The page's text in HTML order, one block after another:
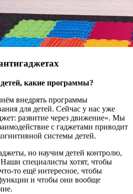
какие программы?
внедрять программы
для детей. Сейчас у нас уже
развитие через движение». Мы
с гаджетами приводит
системы детей.
но научим детей контролю,
специалисты хотят, чтобы
то ещё интересное, чтобы
и чтобы они вообще